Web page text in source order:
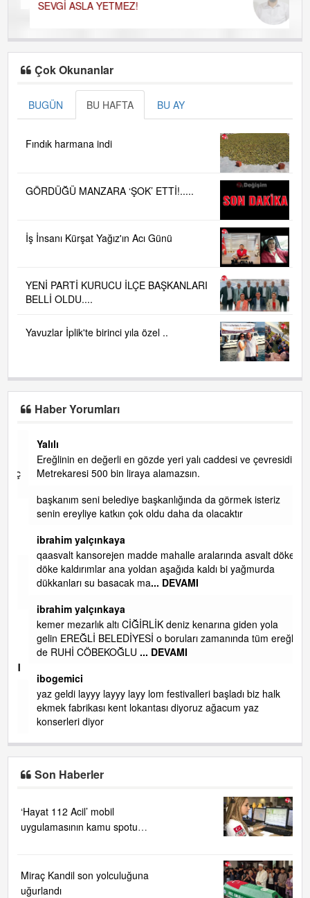
SEVGİ ASLA YETMEZ!
Çok Okunanlar
BUGÜN BU HAFTA BU AY
Fındık harmana indi
GÖRDÜĞÜ MANZARA ‘ŞOK’ ETTİ!.....
İş İnsanı Kürşat Yağız'ın Acı Günü
YENİ PARTİ KURUCU İLÇE BAŞKANLARI
BELLİ OLDU....
Yavuzlar İplik'te birinci yıla özel ..
Haber Yorumları
Yalılı
Ereğlinin en değerli en gözde yeri yalı caddesi ve çevresidir.
Metrekaresi 500 bin liraya alamazsın.
başkanım seni belediye başkanlığında da görmek isteriz
senin ereyliye katkın çok oldu daha da olacaktır
ibrahim yalçınkaya
qaasvalt kansorejen madde mahalle aralarında asvalt döke
döke kaldırımlar ana yoldan aşağıda kaldı bi yağmurda
dükkanları su basacak ma... DEVAMI
ibrahim yalçınkaya
kemer mezarlık altı CİĞİRLİK deniz kenarına giden yola
gelin EREĞLİ BELEDİYESİ o boruları zamanında tüm ereğli
de RUHİ CÖBEKOĞLU... DEVAMI
ibogemici
yaz geldi layyy layyy layy lom festivalleri başladı biz halk
ekmek fabrikası kent lokantası diyoruz ağacum yaz
konserleri diyor
Son Haberler
‘Hayat 112 Acil’ mobil
uygulamasının kamu spotu
Miraç Kandil son yolculuğuna
uğurlandı